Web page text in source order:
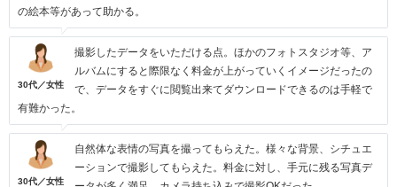
の絵本等があって助かる。
30代／女性
撮影したデータをいただける点。ほかのフォトスタジオ等、ア
ルバムにすると際限なく料金が上がっていくイメージだったの
で、データをすぐに閲覧出来てダウンロードできるのは手軽で
有難かった。
30代／女性
自然体な表情の写真を撮ってもらえた。様々な背景、シチュエ
ーションで撮影してもらえた。料金に対し、手元に残る写真デ